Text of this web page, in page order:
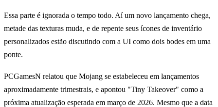
Essa parte é ignorada o tempo todo. Aí um novo lançamento chega,
metade das texturas muda, e de repente seus ícones de inventário
personalizados estão discutindo com a UI como dois bodes em uma
ponte.
PCGamesN relatou que Mojang se estabeleceu em lançamentos
aproximadamente trimestrais, e apontou "Tiny Takeover" como a
próxima atualização esperada em março de 2026. Mesmo que a data